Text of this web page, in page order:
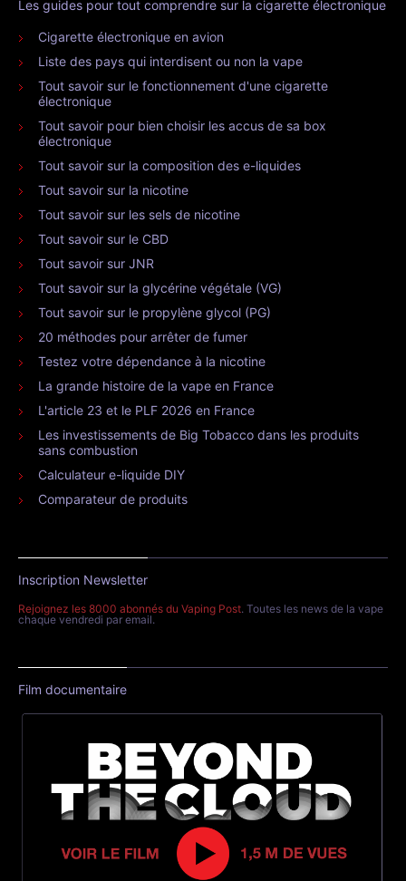
Les guides pour tout comprendre sur la cigarette électronique
Cigarette électronique en avion
Liste des pays qui interdisent ou non la vape
Tout savoir sur le fonctionnement d'une cigarette
électronique
Tout savoir pour bien choisir les accus de sa box
électronique
Tout savoir sur la composition des e-liquides
Tout savoir sur la nicotine
Tout savoir sur les sels de nicotine
Tout savoir sur le CBD
Tout savoir sur JNR
Tout savoir sur la glycérine végétale (VG)
Tout savoir sur le propylène glycol (PG)
20 méthodes pour arrêter de fumer
Testez votre dépendance à la nicotine
La grande histoire de la vape en France
L'article 23 et le PLF 2026 en France
Les investissements de Big Tobacco dans les produits
sans combustion
Calculateur e-liquide DIY
Comparateur de produits
Inscription Newsletter
Rejoignez les 8000 abonnés du Vaping Post. Toutes les news de la vape
chaque vendredi par email.
Film documentaire